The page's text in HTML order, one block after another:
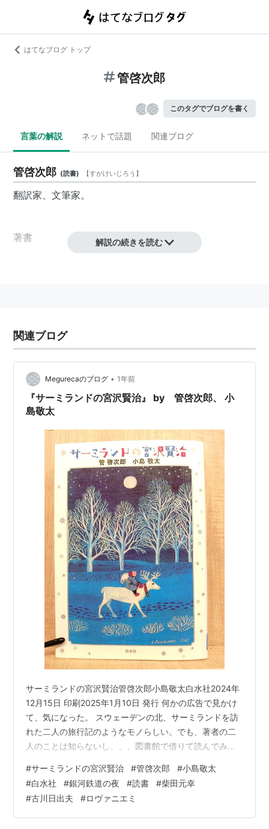
はてなブログ トップ
管啓次郎
このタグでブログを書く
言葉の解説 ネットで話題 関連ブログ
管啓次郎 (読書) 【すがけいじろう 】
翻訳家、文筆家。
著書
『狼が連れだって走る月―La Luna cuando los lobos
『トロピカル・ゴシップ―混血地帯の旅と思考』
訳書多数。
『アルトー後期集成 2』
『歌の祭り』ル クレジオ、
『“関係”の詩学』エドゥアール グリッサン
『ユダヤ人の身体』ギルマン
『パウラ、水泡(みなわ)なすもろき命』イサベル・アジ
『生命の樹―あるカリブの家系の物語』マリーズ・コン
解説の続きを読む
関連ブログ
Megurecaのブログ • 1年前
『サーミランドの宮沢賢治』 by 管啓次郎、 小
島敬太
サーミランドの宮沢賢治管啓次郎小島敬太白水社2024年
12月15日 印刷2025年1月10日 発行 何かの広告で見かけ
て、気になった。 スウェーデンの北、サーミランドを訪
れた二人の旅行記のようなモノらしい。でも、著者の二
人のことは知らないし、、、図書館で借りて読んでみ
地には銀色で雪の結晶が舞っている。 何ともムーミンを
彷彿させる静かな夜のイラスト。満月だろうか。白夜だ
ろうか・・・雪景色の中、トナカイの背中に乗っている
のは、羽の生えた天使？！ 表紙をめくると、袖には、”こ
#サーミランドの宮沢賢治 #管啓次郎 #小島敬太
#白水社 #銀河鉄道の夜 #読書 #柴田元幸
#古川日出夫 #ロヴァニエミ